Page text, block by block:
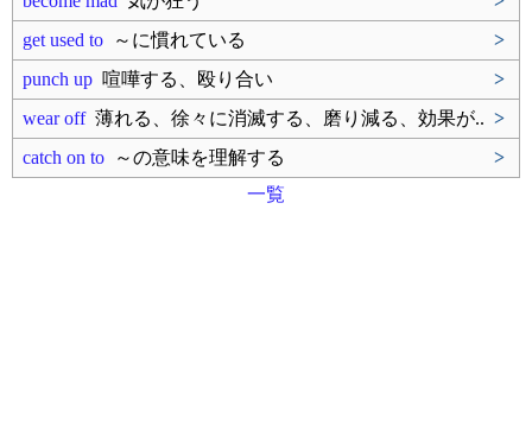
get used to ～に慣れている
>
punch up 喧嘩する、殴り合い
>
wear off薄れる、徐々に消滅する、磨り減る、効果が.. >
catch on to ～の意味を理解する
>
一覧